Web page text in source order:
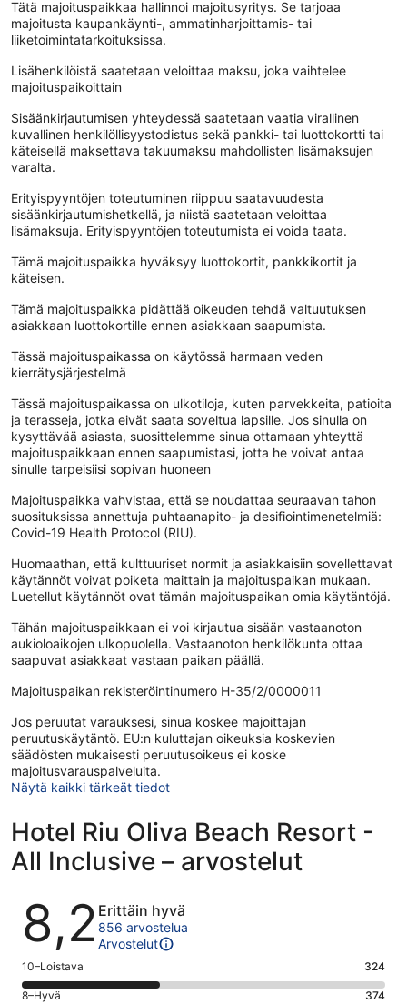
Tätä majoituspaikkaa hallinnoi majoitusyritys. Se tarjoaa
majoitusta kaupankäynti-, ammatinharjoittamis- tai
liiketoimintatarkoituksissa.
Lisähenkilöistä saatetaan veloittaa maksu, joka vaihtelee
majoituspaikoittain
Sisäänkirjautumisen yhteydessä saatetaan vaatia virallinen
kuvallinen henkilöllisyystodistus sekä pankki- tai luottokortti tai
käteisellä maksettava takuumaksu mahdollisten lisämaksujen
varalta.
Erityispyyntöjen toteutuminen riippuu saatavuudesta
sisäänkirjautumishetkellä, ja niistä saatetaan veloittaa
lisämaksuja. Erityispyyntöjen toteutumista ei voida taata.
Tämä majoituspaikka hyväksyy luottokortit, pankkikortit ja
käteisen.
Tämä majoituspaikka pidättää oikeuden tehdä valtuutuksen
asiakkaan luottokortille ennen asiakkaan saapumista.
Tässä majoituspaikassa on käytössä harmaan veden
kierrätysjärjestelmä
Tässä majoituspaikassa on ulkotiloja, kuten parvekkeita, patioita
ja terasseja, jotka eivät saata soveltua lapsille. Jos sinulla on
kysyttävää asiasta, suosittelemme sinua ottamaan yhteyttä
majoituspaikkaan ennen saapumistasi, jotta he voivat antaa
sinulle tarpeisiisi sopivan huoneen
Majoituspaikka vahvistaa, että se noudattaa seuraavan tahon
suosituksissa annettuja puhtaanapito- ja desifiointimenetelmiä:
Covid-19 Health Protocol (RIU).
Huomaathan, että kulttuuriset normit ja asiakkaisiin sovellettavat
käytännöt voivat poiketa maittain ja majoituspaikan mukaan.
Luetellut käytännöt ovat tämän majoituspaikan omia käytäntöjä.
Tähän majoituspaikkaan ei voi kirjautua sisään vastaanoton
aukioloaikojen ulkopuolella. Vastaanoton henkilökunta ottaa
saapuvat asiakkaat vastaan paikan päällä.
Majoituspaikan rekisteröintinumero H-35/2/0000011
Jos peruutat varauksesi, sinua koskee majoittajan
peruutuskäytäntö. EU:n kuluttajan oikeuksia koskevien
säädösten mukaisesti peruutusoikeus ei koske
majoitusvarauspalveluita.
Näytä kaikki tärkeät tiedot
Hotel Riu Oliva Beach Resort -
All Inclusive – arvostelut
Arvostelut
8,2 Erittäin hyvä
856 arvostelua
Arvostelut
Arvosana
10
10–Loistava 324
Arvosana
8–Hyvä 374